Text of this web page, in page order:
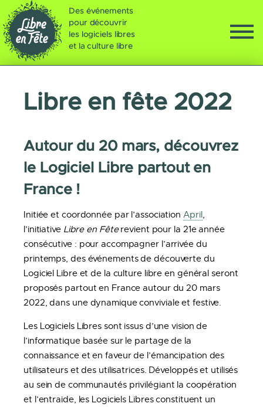
Des événements
pour découvrir
les logiciels libres
et la culture libre
Libre en fête 2022
Autour du 20 mars, découvrez
le Logiciel Libre partout en
France !
Initiée et coordonnée par l’association April,
l’initiative Libre en Fêterevient pour la 21e année
consécutive : pour accompagner l’arrivée du
printemps, des événements de découverte du
Logiciel Libre et de la culture libre en général seront
proposés partout en France autour du 20 mars
2022, dans une dynamique conviviale et festive.
Les Logiciels Libres sont issus d’une vision de
l’informatique basée sur le partage de la
connaissance et en faveur de l’émancipation des
utilisateurs et des utilisatrices. Développés et utilisés
au sein de communautés privilégiant la coopération
et l’entraide, les Logiciels Libres constituent un